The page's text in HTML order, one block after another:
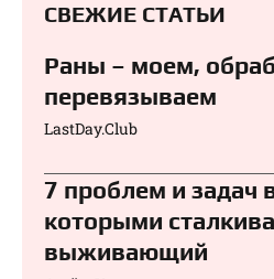
СВЕЖИЕ СТАТЬИ
Раны – моем,
перевязываем⁠⁠
LastDay.Club
7 проблем и задач
которыми
выживающий